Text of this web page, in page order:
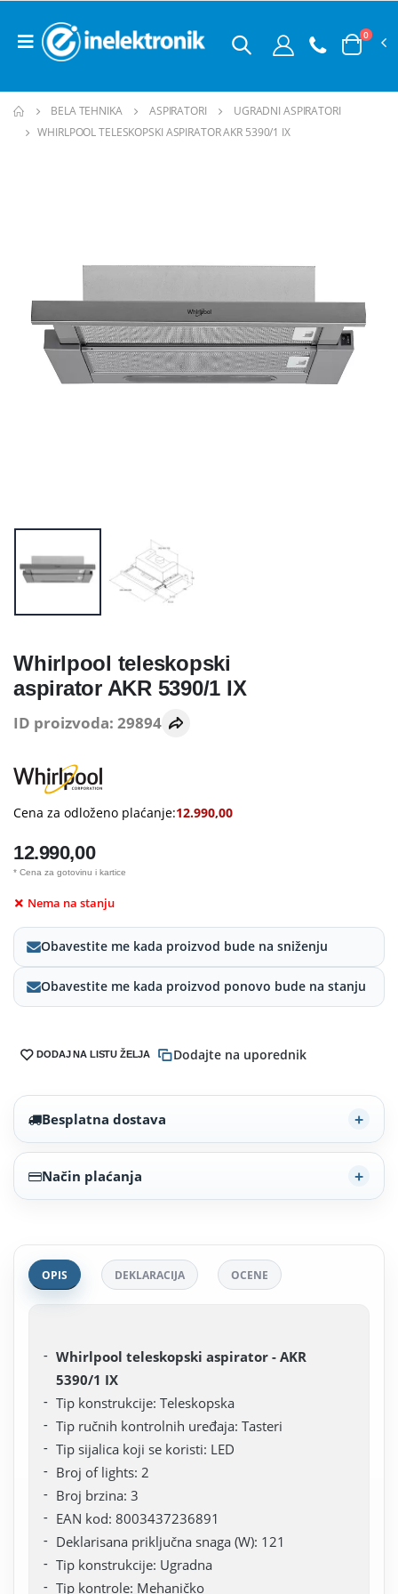
0
BELA TEHNIKA ASPIRATORI
UGRADNI ASPIRATORI
WHIRLPOOL TELESKOPSKI ASPIRATOR AKR 5390/1 IX
Whirlpool teleskopski
aspirator AKR 5390/1 IX
ID proizvoda: 29894
Cena za odloženo plaćanje:12.990,00
12.990,00
* Cena za gotovinu i kartice
Nema na stanju
Obavestite me kada proizvod bude na sniženju
Obavestite me kada proizvod ponovo bude na stanju
DODAJ NA LISTU ŽELJA Dodajte na uporednik
Besplatna dostava
Način plaćanja
OPIS DEKLARACIJA OCENE
Whirlpool teleskopski aspirator - AKR
5390/1 IX
Tip konstrukcije: Teleskopska
Tip ručnih kontrolnih uređaja: Tasteri
Tip sijalica koji se koristi: LED
Broj of lights: 2
Broj brzina: 3
EAN kod: 8003437236891
Deklarisana priključna snaga (W): 121
Tip konstrukcije: Ugradna
Tip kontrole: Mehaničko